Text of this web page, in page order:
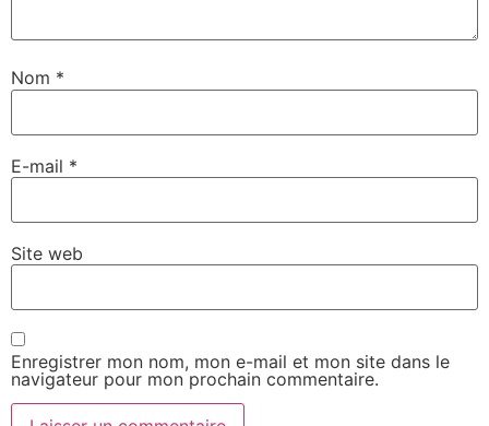
Nom *
E-mail *
Site web
Enregistrer mon nom, mon e-mail et mon site dans le
navigateur pour mon prochain commentaire.